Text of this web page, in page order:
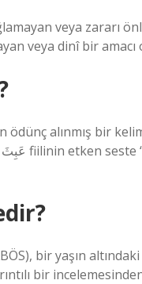
veya zararı
veya dinî bir
bir yaşın
bir